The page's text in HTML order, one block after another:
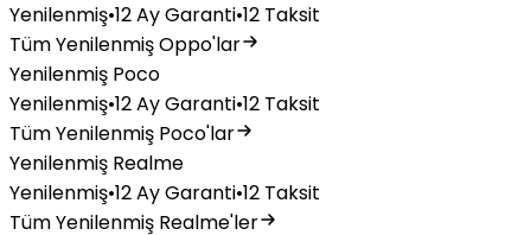
Yenilenmiş•12 Ay Garanti•12 Taksit
Tüm Yenilenmiş Oppo'lar
Yenilenmiş Poco
Yenilenmiş•12 Ay Garanti•12 Taksit
Tüm Yenilenmiş Poco'lar
Yenilenmiş Realme
Yenilenmiş•12 Ay Garanti•12 Taksit
Tüm Yenilenmiş Realme'ler